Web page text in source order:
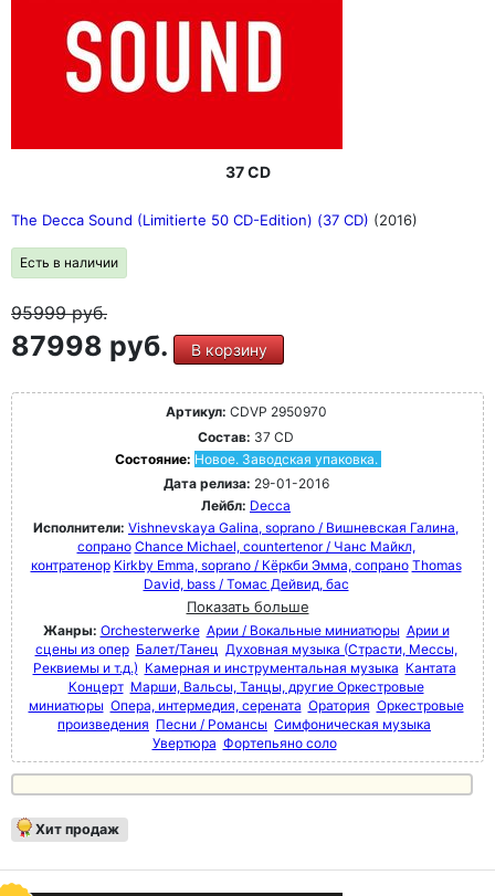
37 CD
The Decca Sound (Limitierte 50 CD-Edition) (37 CD) (2016)
Есть в наличии
95999руб.
87998 руб. В корзину
Артикул: CDVP 2950970
Состав: 37 CD
Состояние: Новое. Заводская упаковка.
Дата релиза: 29-01-2016
Лейбл: Decca
Исполнители: Vishnevskaya Galina, soprano / Вишневская Галина,
сопрано Chance Michael, countertenor / Чанс Майкл,
контратенор Kirkby Emma, soprano / Кёркби Эмма, сопрано Thomas
David, bass / Томас Дейвид, бас
Показать больше
Жанры: Orchesterwerke Арии / Вокальные миниатюры Арии и
сцены из опер Балет/Танец Духовная музыка (Страсти, Мессы,
Реквиемы и т.д.) Камерная и инструментальная музыка Кантата
Концерт Марши, Вальсы, Танцы, другие Оркестровые
миниатюры Опера, интермедия, серената Оратория Оркестровые
произведения Песни / Романсы Симфоническая музыка
Увертюра Фортепьяно соло
Хит продаж